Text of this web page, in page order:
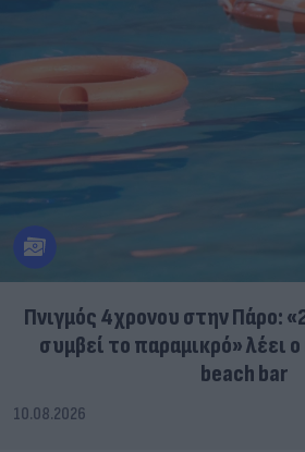
Πνιγμός 4χρονου στην Πάρο:
συμβεί το παραμικρό» λέει
beach bar
10.08.2026